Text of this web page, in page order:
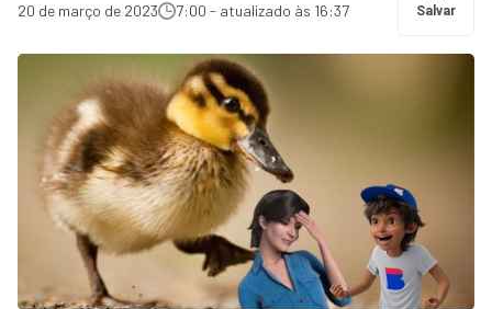
20 de março de 2023 7:00 - atualizado às 16:37 Salvar